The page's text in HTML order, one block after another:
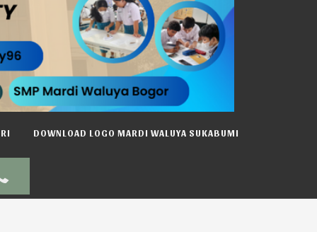
DOWNLOAD LOGO MARDI WALUYA SUKABUMI